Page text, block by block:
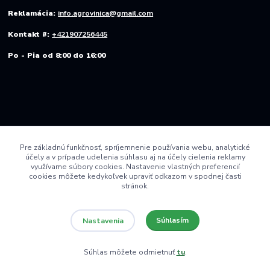
Reklamácia: info.agrovinica@gmail.com
Kontakt #: +421907256445
Po - Pia od 8:00 do 16:00
Vytvorené na
Eshop-rychlo.sk
Pre základnú funkčnosť, spríjemnenie používania webu, analytické
účely a v prípade udelenia súhlasu aj na účely cielenia reklamy
využívame súbory cookies. Nastavenie vlastných preferencií
cookies môžete kedykoľvek upraviť odkazom v spodnej časti
stránok.
Nastavenia Súhlasím
Súhlas môžete odmietnuťtu.